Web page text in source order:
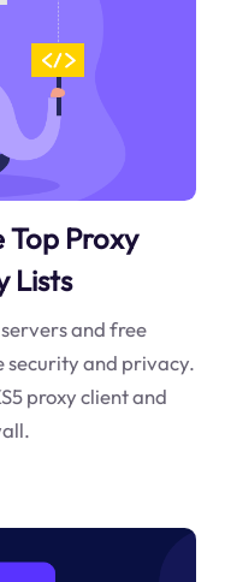
Top Proxy
Lists
and free
security and privacy.
proxy client and